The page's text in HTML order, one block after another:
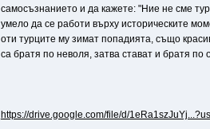
самосъзнанието и да кажете: "Ние не сме
умело да се работи върху историческите
оти турците му зимат попадията, също
са братя по неволя, затва стават и братя по
https://drive.google.com/file/d/